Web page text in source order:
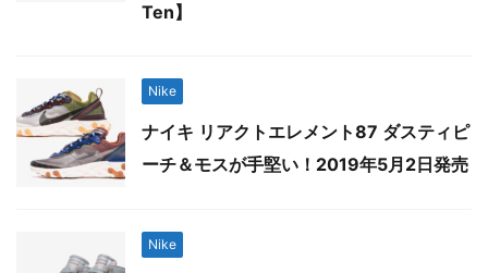
Ten】
Nike
ナイキ リアクトエレメント87 ダスティピ
ーチ＆モスが手堅い！2019年5月2日発売
Nike